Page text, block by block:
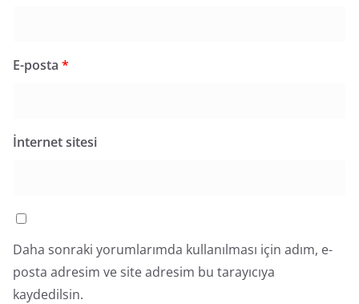
E-posta *
İnternet sitesi
Daha sonraki yorumlarımda kullanılması için adım, e-
posta adresim ve site adresim bu tarayıcıya
kaydedilsin.